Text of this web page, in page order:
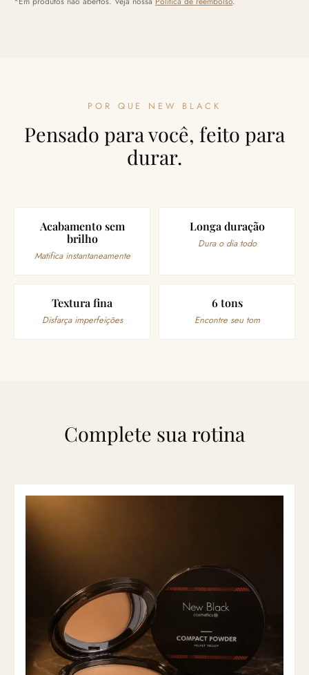
POR QUE NEW BLACK
Pensado para você, feito para
durar.
Acabamento sem
brilho
Matifica instantaneamente
Longa duração
Dura o dia todo
Textura fina
Disfarça imperfeições
6 tons
Encontre seu tom
Complete sua rotina